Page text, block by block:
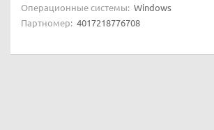
Операционные системы: Windows
Партномер: 4017218776708